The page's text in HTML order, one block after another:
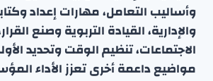
وأساليب التعامل، مهارات إعداد
والإدارية، القيادة التربوية وصنع
الاجتماعات، تنظيم الوقت وتحديد
مواضيع داعمة أخرى تعزز الأداء